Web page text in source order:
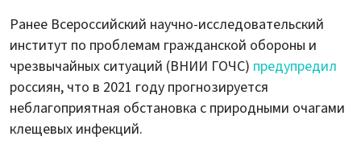
Ранее Всероссийский научно-исследовательский
институт по проблемам гражданской обороны и
чрезвычайных ситуаций (ВНИИ ГОЧС) предупредил
россиян, что в 2021 году прогнозируется
неблагоприятная обстановка с природными очагами
клещевых инфекций.